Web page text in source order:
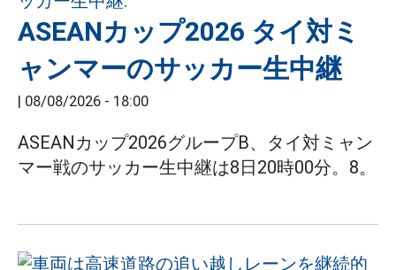
ASEANカップ2026 タイ対ミ
ャンマーのサッカー生中継
08/08/2026 - 18:00
ASEANカップ2026グループB、タイ対ミャン
マー戦のサッカー生中継は8日20時00分。8。